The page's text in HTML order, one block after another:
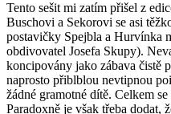
Tento sešit mi zatím přišel z
Buschovi a Sekorovi se asi
postavičky Spejbla a Hurvínka
obdivovatel Josefa Skupy).
koncipovány jako zábava čistě
naprosto přiblblou nevtipnou
žádné gramotné dítě. Celkem
Paradoxně je však třeba dodat,